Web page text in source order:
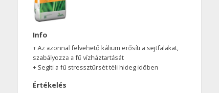
Info
+ Az azonnal felvehető kálium erősíti a sejtfalakat,
szabályozza a fű vízháztartását
+ Segíti a fű stressztűrsét téli hideg időben
Értékelés